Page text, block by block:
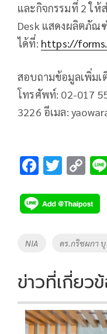
และกิจกรรมที่ 2 ให้
Desk แสดงผลิตภัณ
ได้ที่: https://
สอบถามข้อมูลเพิ่มเ
โทรศัพท์: 02-017
3226 อีเมล:
F
e
b
k
T
tt
er
C
p
y
Li
k
Tags
NIA ดร.กริชผกา
ข่าวที่เกี่ยว